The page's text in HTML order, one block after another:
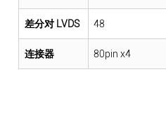
差分对 LVDS 48
连接器 80pin x4